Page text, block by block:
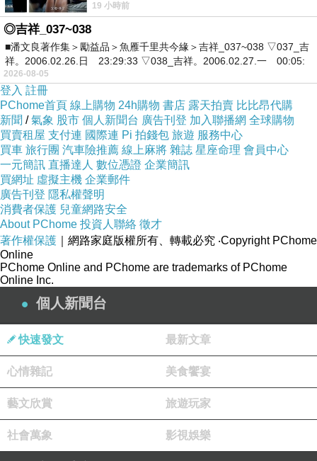
商品網址
真的。詮釋的情感觸動了人心，就是真情
19 小時前
◎吉祥_037~038
■潘文良著作集＞勵益品＞魚雁千里共今緣＞吉祥_037~038 ▽037_吉
祥。2006.02.26.日 23:29:33 ▽038_吉祥。2006.02.27.一 00:05:
2026-08-05
登入 註冊
PChome首頁 線上購物 24h購物 書店 露天拍賣 比比昂代購
新聞 /氣象 股市 個人新聞台 廣告刊登 加入聯播網 全球購物
買賣租屋 支付連 國際連 Pi 拍錢包 旅遊 服務中心
買車 旅行團 汽車險推薦 線上麻將 雜誌 星座命理 會員中心
一元簡訊 直播達人 數位憑證 企業簡訊
買網址 虛擬主機 企業郵件
廣告刊登 隱私權聲明
消費者保護 兒童網路安全
About PChome 投資人聯絡 徵才
著作權保護 ｜網路家庭版權所有、轉載必究 ‧Copyright PChome
Online
PChome Online and PChome are trademarks of PChome
Online Inc.
個人新聞台
快速發文 最新文章
心情雜記 美食饗宴
藝文欣賞 旅遊玩家
社會萬象 影視娛樂